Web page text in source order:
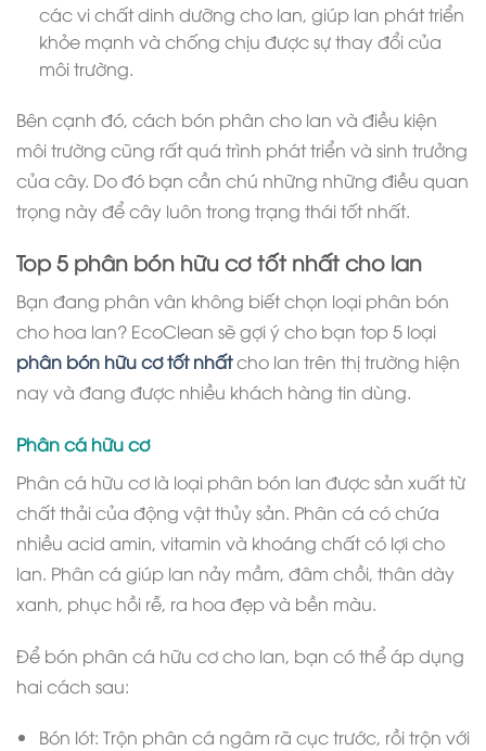
các vi chất dinh dưỡng cho lan, giúp lan phát triển
khỏe mạnh và chống chịu được sự thay đổi của
môi trường.
Bên cạnh đó, cách bón phân cho lan và điều kiện
môi trường cũng rất quá trình phát triển và sinh trưởng
của cây. Do đó bạn cần chú những những điều quan
trọng này để cây luôn trong trạng thái tốt nhất.
Top 5 phân bón hữu cơ tốt nhất cho lan
Bạn đang phân vân không biết chọn loại phân bón
cho hoa lan? EcoClean sẽ gợi ý cho bạn top 5 loại
phân bón hữu cơ tốt nhấtcho lan trên thị trường hiện
nay và đang được nhiều khách hàng tin dùng.
Phân cá hữu cơ
Phân cá hữu cơ là loại phân bón lan được sản xuất từ
chất thải của động vật thủy sản. Phân cá có chứa
nhiều acid amin, vitamin và khoáng chất có lợi cho
lan. Phân cá giúp lan nảy mầm, đâm chồi, thân dày
xanh, phục hồi rễ, ra hoa đẹp và bền màu.
Để bón phân cá hữu cơ cho lan, bạn có thể áp dụng
hai cách sau:
Bón lót: Trộn phân cá ngâm rã cục trước, rồi trộn với